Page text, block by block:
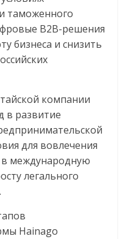
таможенного
B2B-решения
бизнеса и снизить
компании
в развитие
для вовлечения
в международную
легального
Hainago